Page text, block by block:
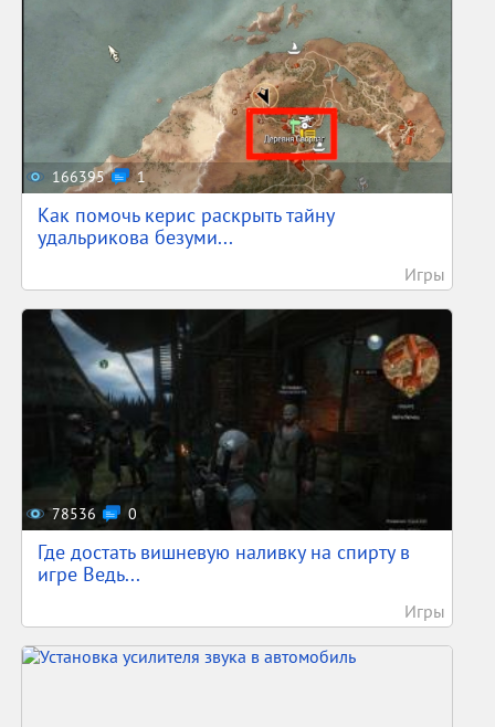
166395 1
Как помочь керис раскрыть тайну
удальрикова безуми...
Игры
78536 0
Где достать вишневую наливку на спирту в
игре Ведь...
Игры